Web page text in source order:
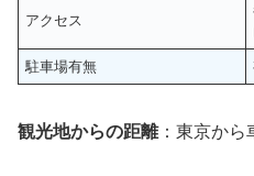
アクセス
駐車場有無
観光地からの距離：東京から